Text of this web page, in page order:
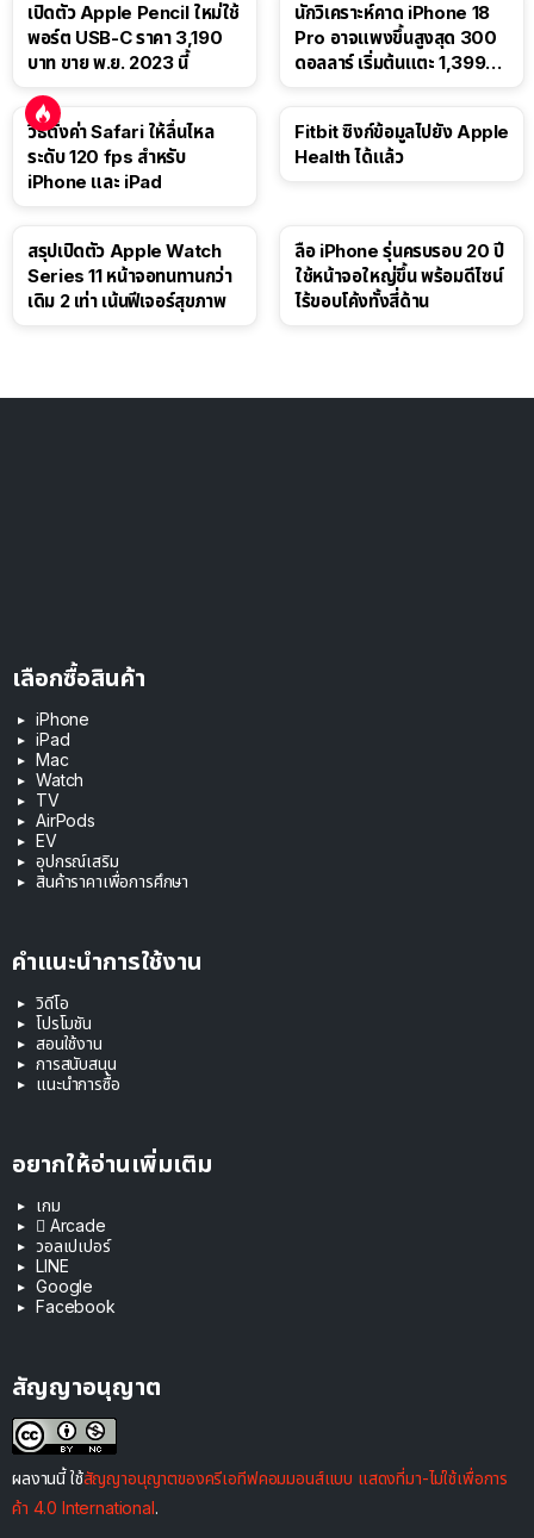
เปิดตัว Apple Pencil ใหม่ใช้
พอร์ต USB-C ราคา 3,190
บาท ขาย พ.ย. 2023 นี้
นักวิเคราะห์คาด iPhone 18
Pro อาจแพงขึ้นสูงสุด 300
ดอลลาร์ เริ่มต้นแตะ 1,399
วิธีตั้งค่า Safari ให้ลื่นไหล
ระดับ 120 fps สำหรับ
iPhone และ iPad
Fitbit ซิงก์ข้อมูลไปยัง Apple
Health ได้แล้ว
สรุปเปิดตัว Apple Watch
Series 11 หน้าจอทนทานกว่า
เดิม 2 เท่า เน้นฟีเจอร์สุขภาพ
ลือ iPhone รุ่นครบรอบ 20 ปี
ใช้หน้าจอใหญ่ขึ้น พร้อมดีไซน์
ไร้ขอบโค้งทั้งสี่ด้าน
เลือกซื้อสินค้า
iPhone
iPad
Mac
Watch
TV
AirPods
EV
อุปกรณ์เสริม
สินค้าราคาเพื่อการศึกษา
คำแนะนำการใช้งาน
วิดีโอ
โปรโมชัน
สอนใช้งาน
การสนับสนุน
แนะนำการซื้อ
อยากให้อ่านเพิ่มเติม
เกม
 Arcade
วอลเปเปอร์
LINE
Google
Facebook
สัญญาอนุญาต
ผลงานนี้ ใช้สัญญาอนุญาตของครีเอทีฟคอมมอนส์แบบ แสดงที่มา-ไม่ใช้เพื่อการ
ค้า 4.0 International.